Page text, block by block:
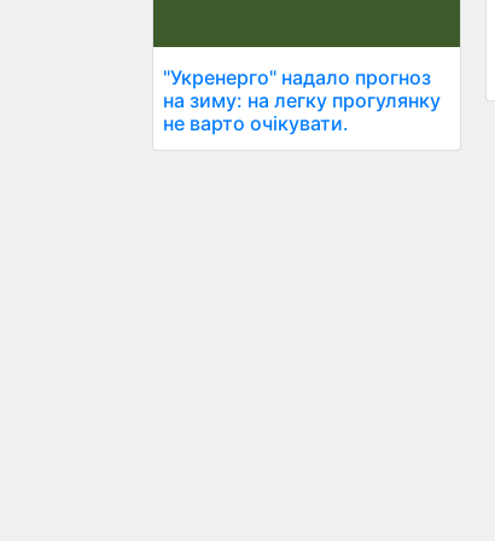
"Укренерго" надало прогноз
на зиму: на легку прогулянку
не варто очікувати.